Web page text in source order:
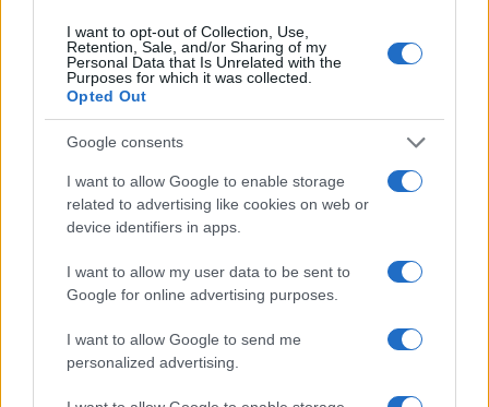
I want to opt-out of Collection, Use,
Retention, Sale, and/or Sharing of my
Personal Data that Is Unrelated with the
Purposes for which it was collected.
Opted Out
Google consents
I want to allow Google to enable storage
related to advertising like cookies on web or
device identifiers in apps.
I want to allow my user data to be sent to
Google for online advertising purposes.
I want to allow Google to send me
personalized advertising.
Continua a leggere